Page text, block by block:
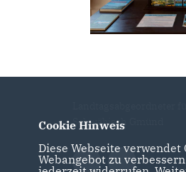
Schwäbisch Gmünd
Cookie Hinweis
Diese Webseite
Webangebot zu